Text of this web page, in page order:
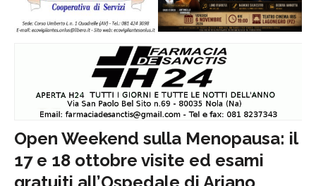
Open Weekend sulla Menopausa: il
17 e 18 ottobre visite ed esami